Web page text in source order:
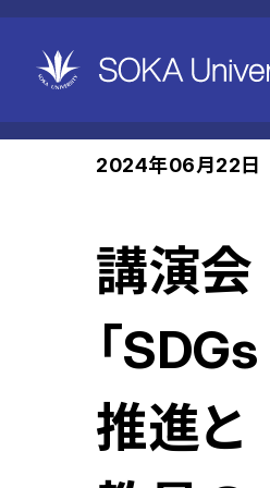
ホーム 教育学部
2024年06月22日
講演会
「SDGs
推進と